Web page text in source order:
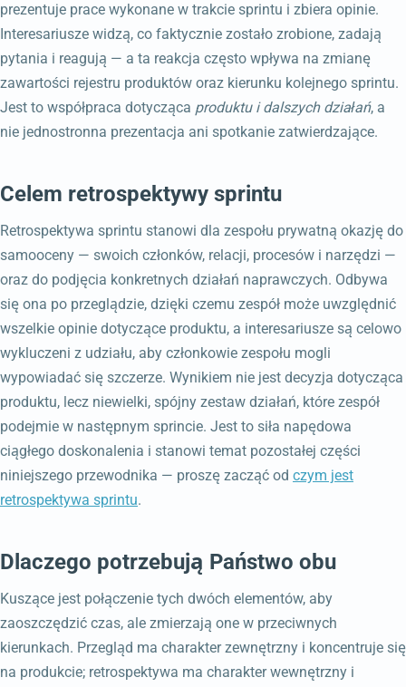
prezentuje prace wykonane w trakcie sprintu i zbiera opinie.
Interesariusze widzą, co faktycznie zostało zrobione, zadają
pytania i reagują — a ta reakcja często wpływa na zmianę
zawartości rejestru produktów oraz kierunku kolejnego sprintu.
Jest to współpraca dotycząca produktu i dalszych działań, a
nie jednostronna prezentacja ani spotkanie zatwierdzające.
Celem retrospektywy sprintu
Retrospektywa sprintu stanowi dla zespołu prywatną okazję do
samooceny — swoich członków, relacji, procesów i narzędzi —
oraz do podjęcia konkretnych działań naprawczych. Odbywa
się ona po przeglądzie, dzięki czemu zespół może uwzględnić
wszelkie opinie dotyczące produktu, a interesariusze są celowo
wykluczeni z udziału, aby członkowie zespołu mogli
wypowiadać się szczerze. Wynikiem nie jest decyzja dotycząca
produktu, lecz niewielki, spójny zestaw działań, które zespół
podejmie w następnym sprincie. Jest to siła napędowa
ciągłego doskonalenia i stanowi temat pozostałej części
niniejszego przewodnika — proszę zacząć od czym jest
retrospektywa sprintu.
Dlaczego potrzebują Państwo obu
Kuszące jest połączenie tych dwóch elementów, aby
zaoszczędzić czas, ale zmierzają one w przeciwnych
kierunkach. Przegląd ma charakter zewnętrzny i koncentruje się
na produkcie; retrospektywa ma charakter wewnętrzny i